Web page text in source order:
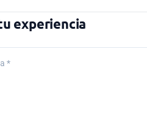
experiencia